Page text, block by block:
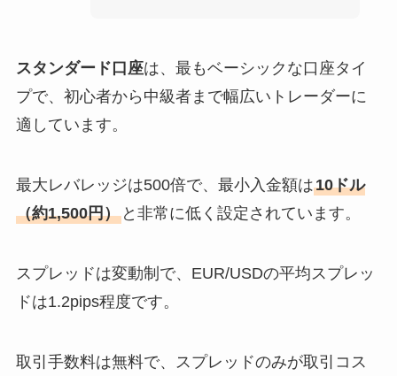
スタンダード口座は、最もベーシックな口座タイ
プで、初心者から中級者まで幅広いトレーダーに
適しています。
最大レバレッジは500倍で、最小入金額は10ドル
（約1,500円）と非常に低く設定されています。
スプレッドは変動制で、EUR/USDの平均スプレッ
ドは1.2pips程度です。
取引手数料は無料で、スプレッドのみが取引コス